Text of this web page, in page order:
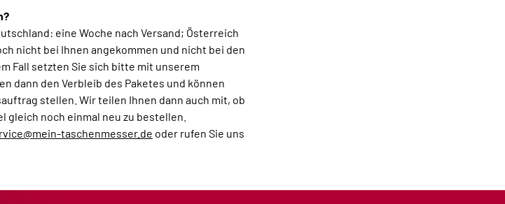
eine Woche nach Versand; Österreich
nicht bei Ihnen angekommen und nicht bei den
Fall setzten Sie sich bitte mit unserem
dann den Verbleib des Paketes und können
stellen. Wir teilen Ihnen dann auch mit, ob
noch einmal neu zu bestellen.
taschenmesser.de oder rufen Sie uns